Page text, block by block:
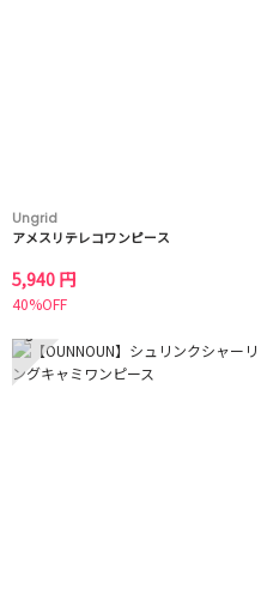
Ungrid
アメスリテレコワンピース
5,940 円
40%OFF
5